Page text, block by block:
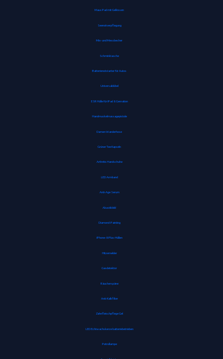
Maus Pad mit Gelkissen
Seenotverpflegung
Mix- und Messbecher
Schminktasche
Batterienotstarter für Autos
Universaldübel
ESR Hülle für iPad 8. Genration
Handmuskelmassagepistole
Damen Wanderhose
Grüner Tee Kapseln
Arthritis Handschuhe
LED Armband
Anti-Age Serum
Akustikbild
Diamond-Painting
iPhone-8-Plus-Hüllen
Hitzemelder
Gasdetektor
Räucherspäne
Anti-Kalkfilter
Zahnfleischpflege Gel
LED Echtwachskerze batteriebetrieben
Petrollampe